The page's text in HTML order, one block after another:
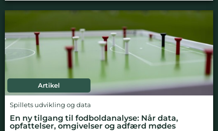
Artikel
Spillets udvikling og data
En ny tilgang til fodboldanalyse: Når data,
opfattelser, omgivelser og adfærd mødes